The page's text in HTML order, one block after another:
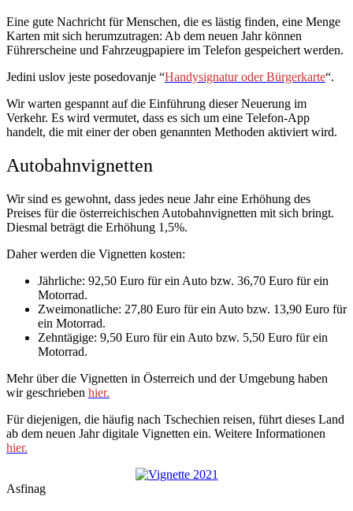
Eine gute Nachricht für Menschen, die es lästig finden, eine Menge
Karten mit sich herumzutragen: Ab dem neuen Jahr können
Führerscheine und Fahrzeugpapiere im Telefon gespeichert werden.
Jedini uslov jeste posedovanje “Handysignatur oder Bürgerkarte“.
Wir warten gespannt auf die Einführung dieser Neuerung im
Verkehr. Es wird vermutet, dass es sich um eine Telefon-App
handelt, die mit einer der oben genannten Methoden aktiviert wird.
Autobahnvignetten
Wir sind es gewohnt, dass jedes neue Jahr eine Erhöhung des
Preises für die österreichischen Autobahnvignetten mit sich bringt.
Diesmal beträgt die Erhöhung 1,5%.
Daher werden die Vignetten kosten:
Jährliche: 92,50 Euro für ein Auto bzw. 36,70 Euro für ein
Motorrad.
Zweimonatliche: 27,80 Euro für ein Auto bzw. 13,90 Euro für
ein Motorrad.
Zehntägige: 9,50 Euro für ein Auto bzw. 5,50 Euro für ein
Motorrad.
Mehr über die Vignetten in Österreich und der Umgebung haben
wir geschrieben hier.
Für diejenigen, die häufig nach Tschechien reisen, führt dieses Land
ab dem neuen Jahr digitale Vignetten ein. Weitere Informationen
hier.
Asfinag